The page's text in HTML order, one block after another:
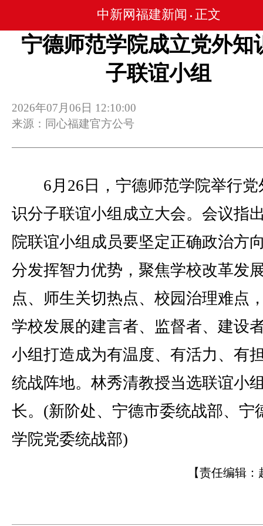
中新网福建新闻 • 正文
宁德师范学院成立党外知
子联谊小组
2026年07月06日 12:10:00
来源：同心福建官方公号
6月26日，宁德师范学院举行党
识分子联谊小组成立大会。会议指
院联谊小组成员要坚定正确政治方
分发挥智力优势，聚焦学校改革发
点、师生关切热点、校园治理难点
学校发展的建言者、监督者、建设
小组打造成为有温度、有活力、有
统战阵地。林秀清教授当选联谊小
长。(新阶处、宁德市委统战部、宁
学院党委统战部)
【责任编辑：